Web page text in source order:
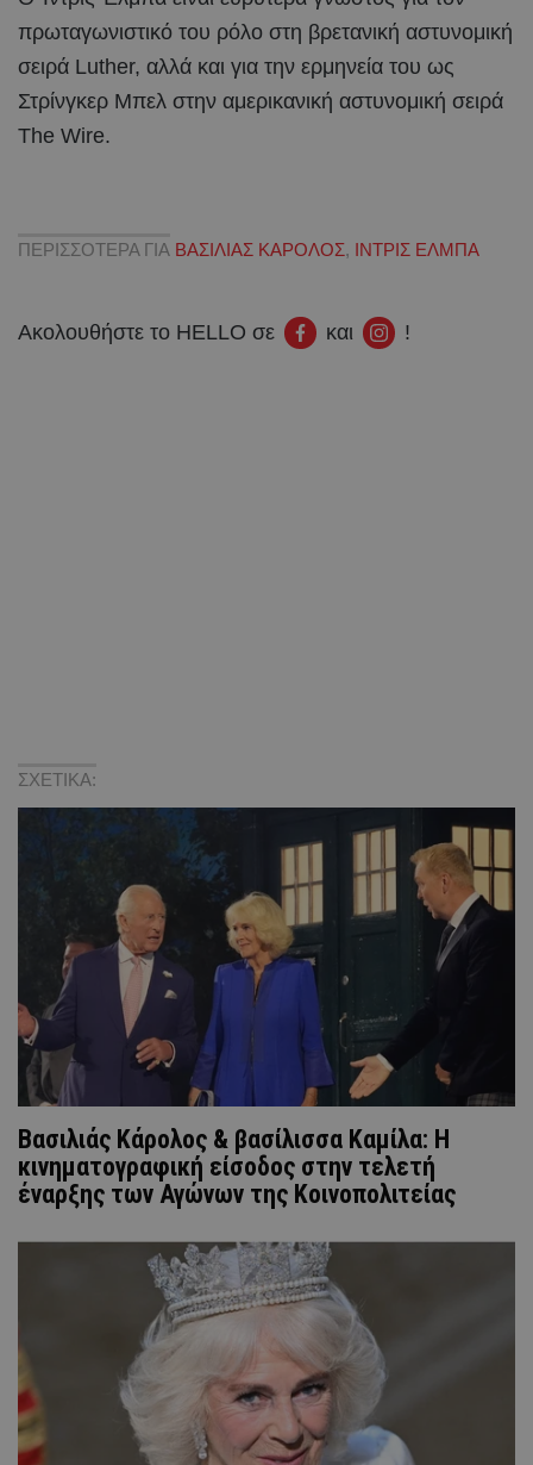
πρωταγωνιστικό του ρόλο στη βρετανική αστυνομική
σειρά Luther, αλλά και για την ερμηνεία του ως
Στρίνγκερ Μπελ στην αμερικανική αστυνομική σειρά
The Wire.
ΠΕΡΙΣΣΟΤΕΡΑ ΓΙΑ ΒΑΣΙΛΙΑΣ ΚΑΡΟΛΟΣ, ΙΝΤΡΙΣ ΕΛΜΠΑ
Ακολουθήστε το HELLO σε και !
ΣΧΕΤΙΚΑ:
Βασιλιάς Κάρολος & βασίλισσα Καμίλα: Η
κινηματογραφική είσοδος στην τελετή
έναρξης των Αγώνων της Κοινοπολιτείας